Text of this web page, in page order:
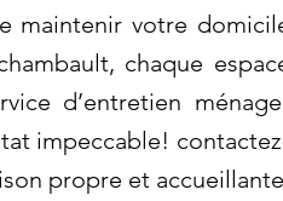
maintenir votre
chaque
d’entretien
impeccable!
propre et